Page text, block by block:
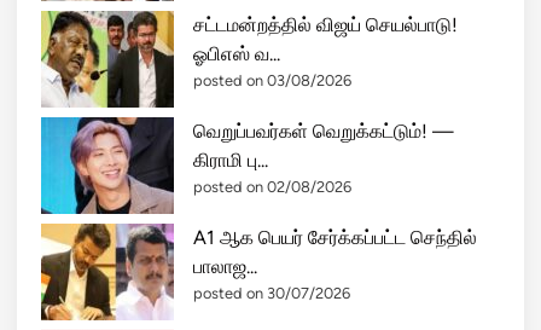
சட்டமன்றத்தில் விஜய் செயல்பாடு!
ஓபிஎஸ் வ...
posted on 03/08/2026
வெறுப்பவர்கள் வெறுக்கட்டும்! —
கிராமி பு...
posted on 02/08/2026
A1 ஆக பெயர் சேர்க்கப்பட்ட செந்தில்
பாலாஜ...
posted on 30/07/2026